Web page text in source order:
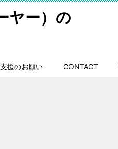
ヤー）の
援のお願い CONTACT